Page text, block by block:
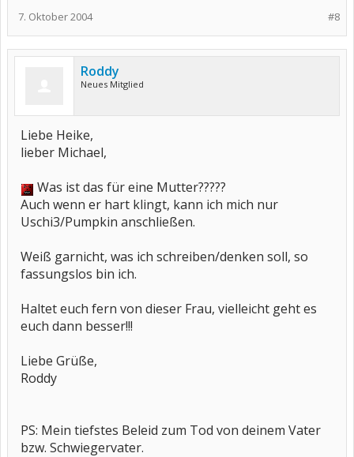
#8
7. Oktober 2004
Roddy
Neues Mitglied
Liebe Heike,
lieber Michael,
Was ist das für eine Mutter?????
Auch wenn er hart klingt, kann ich mich nur
Uschi3/Pumpkin anschließen.
Weiß garnicht, was ich schreiben/denken soll, so
fassungslos bin ich.
Haltet euch fern von dieser Frau, vielleicht geht es
euch dann besser!!!
Liebe Grüße,
Roddy
PS: Mein tiefstes Beleid zum Tod von deinem Vater
bzw. Schwiegervater.